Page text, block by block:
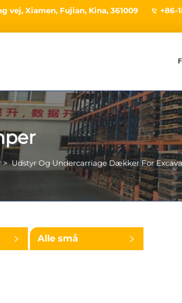
vej, Xiamen, Fujian, Kina, 361009
+86-
>Udstyr Og Undercarriage Dækker For
Alle små